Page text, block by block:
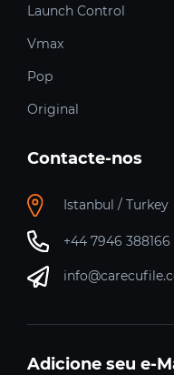
Launch Control
Vmax
Pop
Original
Contacte-nos
Istanbul / Turkey
+44 7946 388166
Adicione seu e-